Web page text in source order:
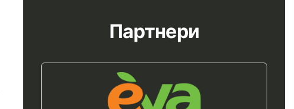
Партнери